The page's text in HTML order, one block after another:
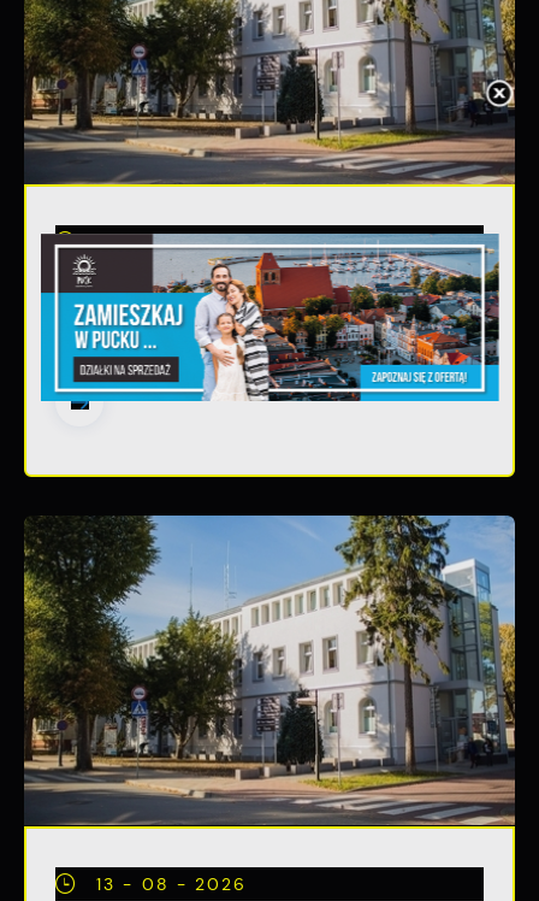
20 - 08 - 2026
Teatralne lato - Zdrowo i
kolorowo
13 - 08 - 2026